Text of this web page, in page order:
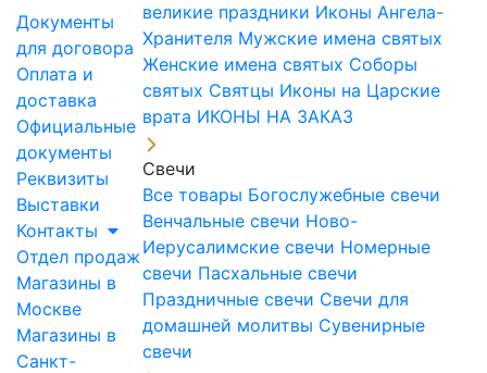
Документы
для договора
Оплата и
доставка
Официальные
документы
Реквизиты
Выставки
Контакты
Отдел продаж
Магазины в
Москве
Магазины в
Санкт-
великие праздники Иконы Ангела-
Хранителя Мужские имена святых
Женские имена святых Соборы
святых Святцы Иконы на Царские
врата ИКОНЫ НА ЗАКАЗ
Свечи
Все товары Богослужебные свечи
Венчальные свечи Ново-
Иерусалимские свечи Номерные
свечи Пасхальные свечи
Праздничные свечи Свечи для
домашней молитвы Сувенирные
свечи